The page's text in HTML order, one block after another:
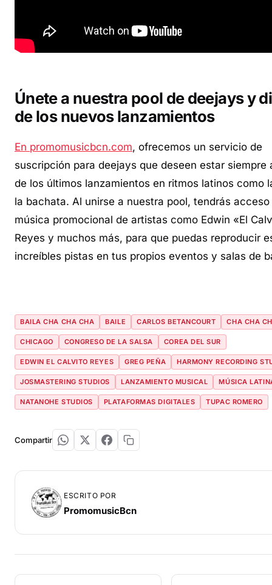
Únete a nuestra pool de deejays y
de los nuevos lanzamientos
En promomusicbcn.com, ofrecemos un servicio de
suscripción para deejays que deseen estar siempre
de los últimos lanzamientos en ritmos latinos como
la bachata. Al unirse a nuestra pool, tendrás
música promocional de artistas como Edwin «El
Reyes y muchos más, para que puedas reproducir
increíbles pistas en tus propios eventos y salas de
BAILA CHA CHA CHA BAILE CARLOS BETANCOURT CHA CHA
CHICAGO CONGRESO DE LA SALSA COREA DEL SUR
EDWIN EL CALVITO REYES GREG PEÑA HARMONY RECORDING
JOSMASTERING STUDIOS LANZAMIENTO MUSICAL MÚSICA
NATANOHE STUDIOS PLATAFORMAS DIGITALES TUPAC ROMERO
Compartir
ESCRITO POR
PromomusicBcn